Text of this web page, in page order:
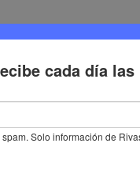
Deporte Cultura